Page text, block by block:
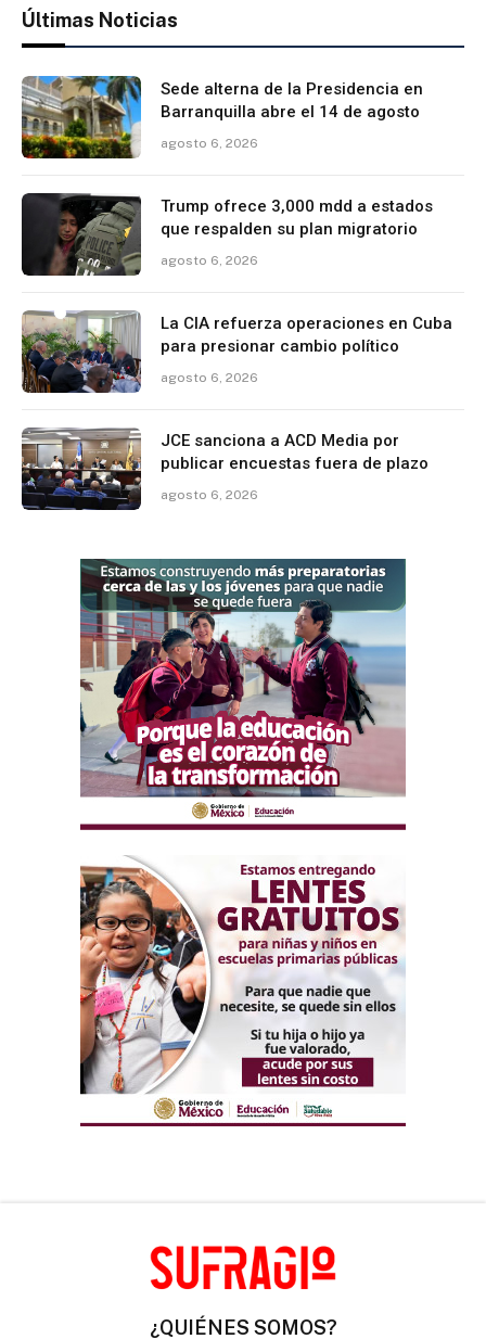
Últimas Noticias
Sede alterna de la Presidencia en
Barranquilla abre el 14 de agosto
agosto 6, 2026
Trump ofrece 3,000 mdd a estados
que respalden su plan migratorio
agosto 6, 2026
La CIA refuerza operaciones en Cuba
para presionar cambio político
agosto 6, 2026
JCE sanciona a ACD Media por
publicar encuestas fuera de plazo
agosto 6, 2026
¿QUIÉNES SOMOS?